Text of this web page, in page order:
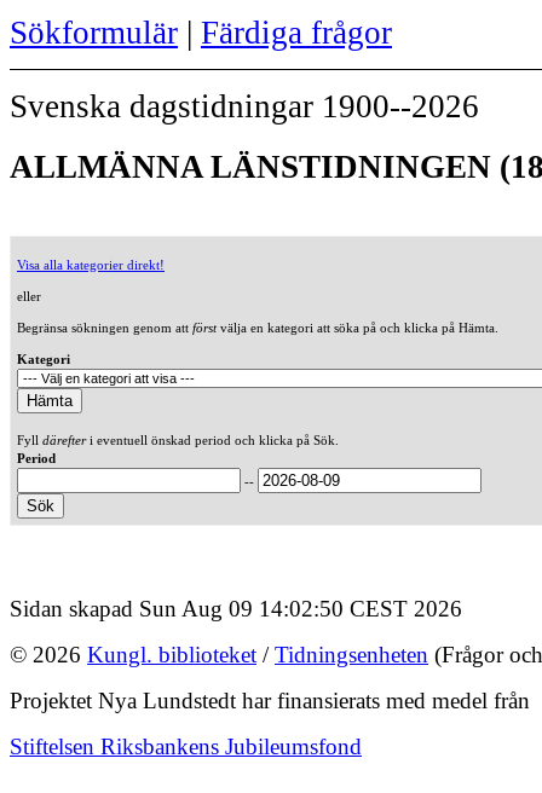
Sökformulär | Färdiga frågor
Svenska dagstidningar 1900--2026
ALLMÄNNA LÄNSTIDNINGEN
Visa alla kategorier direkt!
eller
Begränsa sökningen genom att förstvälja en kategori att söka på och klicka på Hämta.
Kategori
Fyll därefteri eventuell önskad period och klicka på Sök.
Period
--
Sidan skapad Sun Aug 09 14:02:50 CEST 2026
© 2026 Kungl. biblioteket /Tidningsenheten (Frågor
Projektet Nya Lundstedt har finansierats med medel från
Stiftelsen Riksbankens Jubileumsfond